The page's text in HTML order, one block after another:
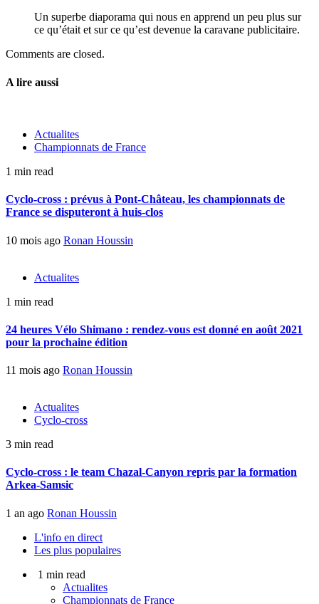
Un superbe diaporama qui nous en apprend un peu plus sur
ce qu’était et sur ce qu’est devenue la caravane publicitaire.
Comments are closed.
A lire aussi
Actualites
Championnats de France
1 min read
Cyclo-cross : prévus à Pont-Château, les championnats de
France se disputeront à huis-clos
10 mois ago Ronan Houssin
Actualites
1 min read
24 heures Vélo Shimano : rendez-vous est donné en août 2021
pour la prochaine édition
11 mois ago Ronan Houssin
Actualites
Cyclo-cross
3 min read
Cyclo-cross : le team Chazal-Canyon repris par la formation
Arkea-Samsic
1 an ago Ronan Houssin
L'info en direct
Les plus populaires
1 min read
Actualites
Championnats de France